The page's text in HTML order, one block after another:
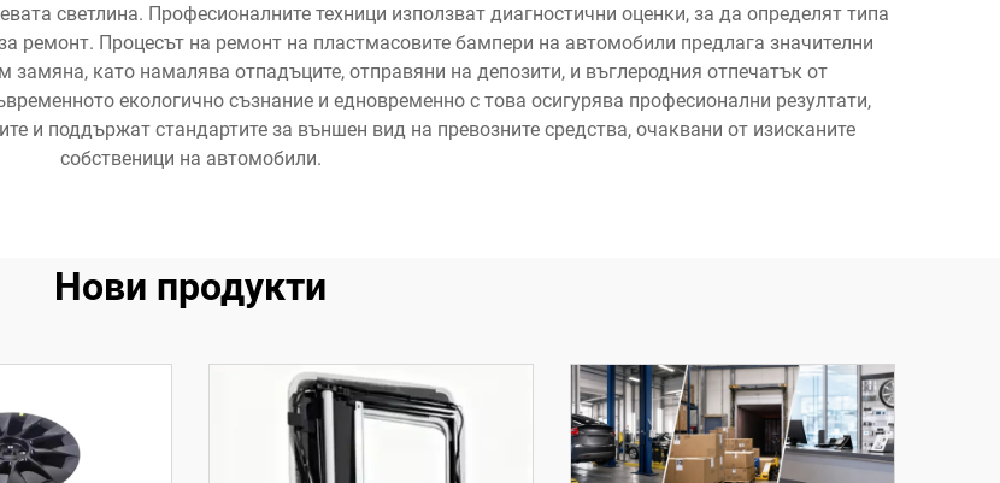
светлина. Професионалните техници използват диагностични оценки, за да определят типа
ремонт. Процесът на ремонт на пластмасовите бампери на автомобили предлага значителни
замяна, като намалява отпадъците, отправяни на депозити, и въглеродния отпечатък от
екологично съзнание и едновременно с това осигурява професионални резултати,
и поддържат стандартите за външен вид на превозните средства, очаквани от изисканите
собственици на автомобили.
Нови продукти